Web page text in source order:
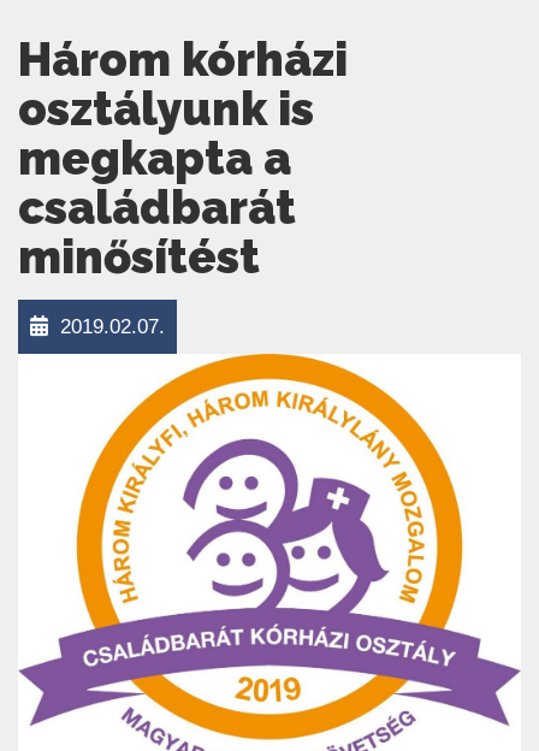
Három kórházi
osztályunk is
megkapta a
családbarát
minősítést
2019.02.07.